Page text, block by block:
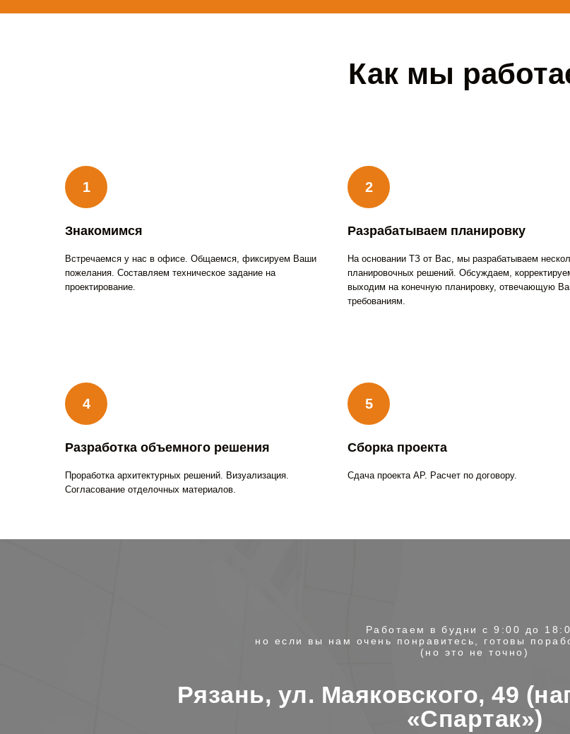
Как мы
Знакомимся
Встречаемся у нас в офисе. Общаемся, фиксируем Ваши
пожелания. Составляем техническое задание на
проектирование.
Разрабатываем планировку
На основании ТЗ от Вас, мы разрабатываем
планировочных решений. Обсуждаем,
выходим на конечную планировку, отвечающую
требованиям.
Разработка объемного решения
Проработка архитектурных решений. Визуализация.
Согласование отделочных материалов.
Сборка проекта
Сдача проекта АР. Расчет по договору.
Работаем в будни с 9:00 до
но если вы нам очень понравитесь, готовы
(но это не точно)
Рязань, ул. Маяковского, 49
«Спартак»)